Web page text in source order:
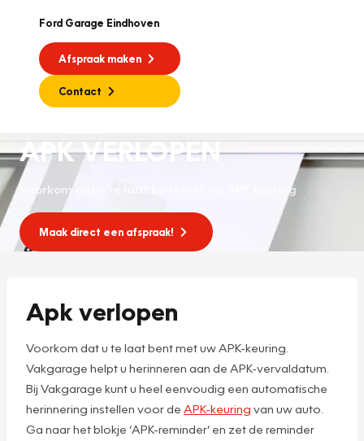
Ford Garage Eindhoven
Afspraak maken
Contact
APK VERLOPEN
Voorkom dat u te laat bent met uw APK keuring
Maak direct een afspraak!
Apk verlopen
Voorkom dat u te laat bent met uw APK-keuring.
Vakgarage helpt u herinneren aan de APK-vervaldatum.
Bij Vakgarage kunt u heel eenvoudig een automatische
herinnering instellen voor de APK-keuring van uw auto.
Ga naar het blokje ‘APK-reminder’ en zet de reminder